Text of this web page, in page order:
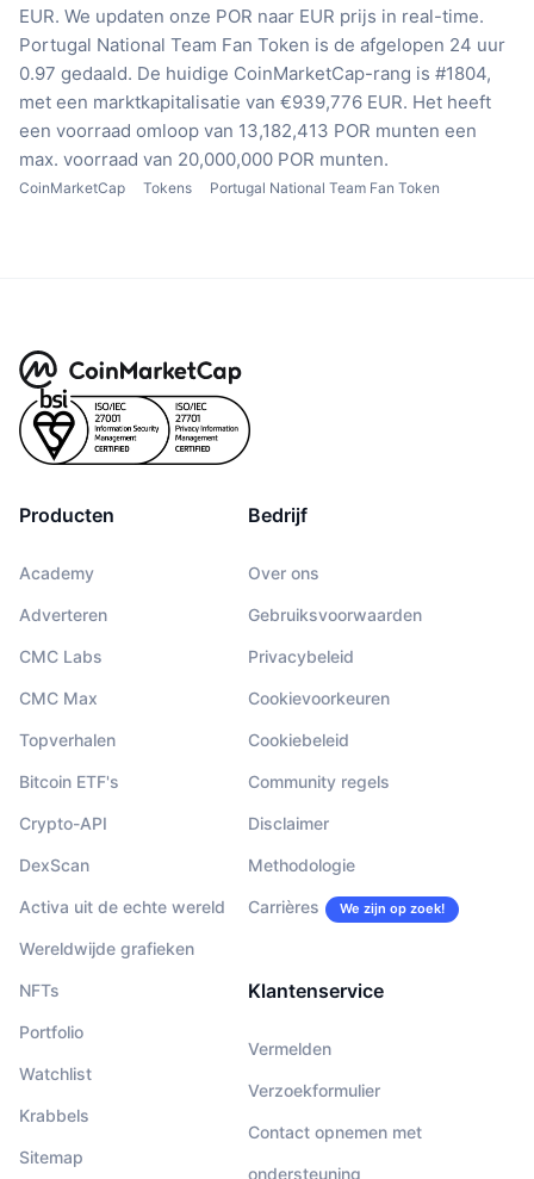
EUR. We updaten onze POR naar EUR prijs in real-time.
Portugal National Team Fan Token is de afgelopen 24 uur
0.97 gedaald. De huidige CoinMarketCap-rang is #1804,
met een marktkapitalisatie van €939,776 EUR. Het heeft
een voorraad omloop van 13,182,413 POR munten een
max. voorraad van 20,000,000 POR munten.
CoinMarketCap Tokens Portugal National Team Fan Token
Producten
Academy
Adverteren
CMC Labs
CMC Max
Topverhalen
Bitcoin ETF's
Crypto-API
DexScan
Activa uit de echte wereld
Wereldwijde grafieken
NFTs
Portfolio
Watchlist
Krabbels
Sitemap
Bedrijf
Over ons
Gebruiksvoorwaarden
Privacybeleid
Cookievoorkeuren
Cookiebeleid
Community regels
Disclaimer
Methodologie
Carrières We zijn op zoek!
Klantenservice
Vermelden
Verzoekformulier
Contact opnemen met
ondersteuning